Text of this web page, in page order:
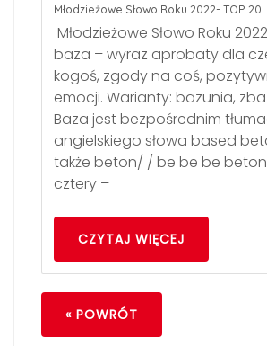
Młodzieżowe Słowo Roku 2022- TOP 20
Młodzieżowe Słowo Roku
baza – wyraz aprobaty dla
kogoś, zgody na coś,
emocji. Warianty: bazunia,
Baza jest bezpośrednim
angielskiego słowa based
także beton/ / be be be
cztery –
CZYTAJ WIĘCEJ
« POWRÓT